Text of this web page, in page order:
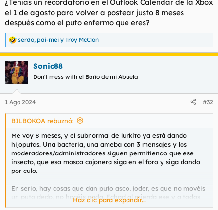
¿Tenías un recordatorio en el Outlook Calendar de la Xbox
el 1 de agosto para volver a postear justo 8 meses
después como el puto enfermo que eres?
R
e
a
c
c
i
e
s
serdo, pai-mei y Troy McClon
Sonic88
Don't mess with el Baño de mi Abuela
1 Ago 2024 #32
BILBOKOA rebuznó:
Me voy 8 meses, y el subnormal de lurkito ya está dando
hijoputas. Una bacteria, una ameba con 3 mensajes y los
moderadores/administradores siguen permitiendo que ese
insecto, que esa mosca cojonera siga en el foro y siga dando
por culo.
En serio, hay cosas que dan puto asco, joder, es que no movéis
un puto dedo, no hacéis nada. Echad al mierda ese y a todos
como él que no aporta nada al foro, joder.
Haz clic para expandir...